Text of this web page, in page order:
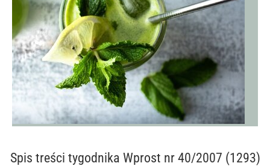
Spis treści tygodnika Wprost nr 40/2007 (1293)